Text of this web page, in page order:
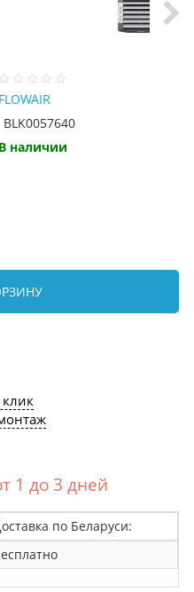
FLOWAIR
BLK0057640
В наличии
1 до 3 дней
по Беларуси: